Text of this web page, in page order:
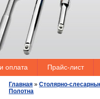
оплата Прайс-лист
Главная » Столярно-
Полотна